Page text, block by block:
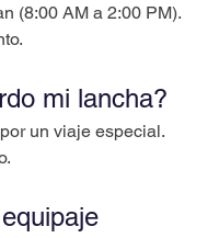
(8:00 AM a 2:00 PM).
mi lancha?
por un viaje especial.